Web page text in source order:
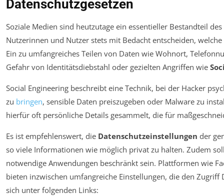
Datenschutzgesetzen
Soziale Medien sind heutzutage ein essentieller Bestandteil
Nutzerinnen und Nutzer stets mit Bedacht entscheiden,
Ein zu umfangreiches Teilen von Daten wie Wohnort,
Gefahr von Identitätsdiebstahl oder gezielten Angriffen wie
Social Engineering beschreibt eine Technik, bei der Hacker
zu bringen, sensible Daten preiszugeben oder Malware zu
hierfür oft persönliche Details gesammelt, die für
Es ist empfehlenswert, die Datenschutzeinstellungen der
so viele Informationen wie möglich privat zu halten. Zudem
notwendige Anwendungen beschränkt sein. Plattformen wie
bieten inzwischen umfangreiche Einstellungen, die den
sich unter folgenden Links: